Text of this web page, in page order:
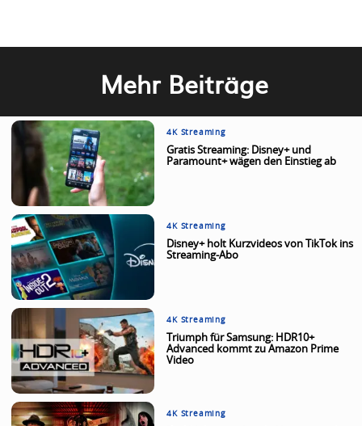
Mehr Beiträge
4K Streaming
Gratis Streaming: Disney+ und
Paramount+ wägen den Einstieg ab
4K Streaming
Disney+ holt Kurzvideos von TikTok ins
Streaming-Abo
4K Streaming
Triumph für Samsung: HDR10+
Advanced kommt zu Amazon Prime
Video
4K Streaming